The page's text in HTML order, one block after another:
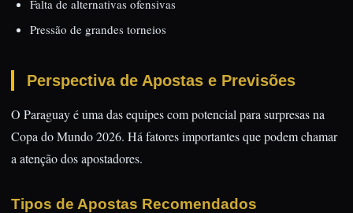
Falta de alternativas ofensivas
Pressão de grandes torneios
Perspectiva de Apostas e Previsões
O Paraguay é uma das equipes com potencial para surpresas na
Copa do Mundo 2026. Há fatores importantes que podem chamar
a atenção dos apostadores.
Tipos de Apostas Recomendados